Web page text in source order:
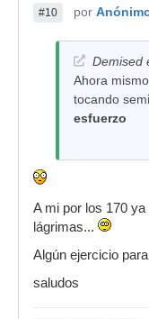
#10 por
Demised
Ahora
tocando
esfuerzo
A mi por los 170
lágrimas...
Algún ejercicio
saludos